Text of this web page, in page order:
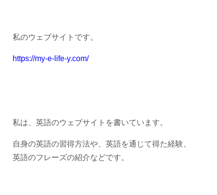
私のウェブサイトです。
https://my-e-life-y.com/
私は、英語のウェブサイトを書いています。
自身の英語の習得方法や、英語を通じて得た経験、
英語のフレーズの紹介などです。